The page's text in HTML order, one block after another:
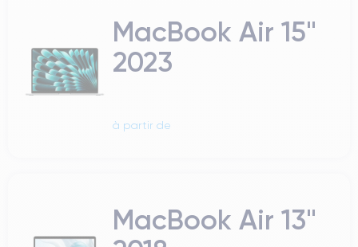
MacBook Air 15"
2023
à partir de
MacBook Air 13"